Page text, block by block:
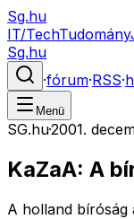
Sg.hu
IT/TechTudomány
Sg.hu
·fórum·RSS·
Menü
SG.hu·2001.
KaZaA: A
A holland bíróság